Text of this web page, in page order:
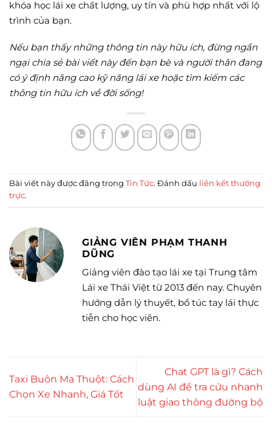
khóa học lái xe chất lượng, uy tín và phù hợp nhất với lộ
trình của bạn.
Nếu bạn thấy những thông tin này hữu ích, đừng ngần
ngại chia sẻ bài viết này đến bạn bè và người thân đang
có ý định nâng cao kỹ năng lái xe hoặc tìm kiếm các
thông tin hữu ích về đời sống!
Bài viết này được đăng trong Tin Tức. Đánh dấu liên kết thường
trực.
GIẢNG VIÊN PHẠM THANH
DŨNG
Giảng viên đào tạo lái xe tại Trung tâm
Lái xe Thái Việt từ 2013 đến nay. Chuyên
hướng dẫn lý thuyết, bổ túc tay lái thực
tiễn cho học viên.
Taxi Buôn Ma Thuột: Cách
Chọn Xe Nhanh, Giá Tốt
Chat GPT là gì? Cách
dùng AI để tra cứu nhanh
luật giao thông đường bộ